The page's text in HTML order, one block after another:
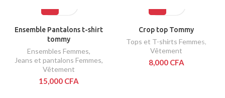
Ensemble Pantalons t-shirt
tommy
Ensembles Femmes,
Jeans et pantalons Femmes,
Vêtement
15,000 CFA
Crop top Tommy
Tops et T-shirts Femmes,
Vêtement
8,000 CFA